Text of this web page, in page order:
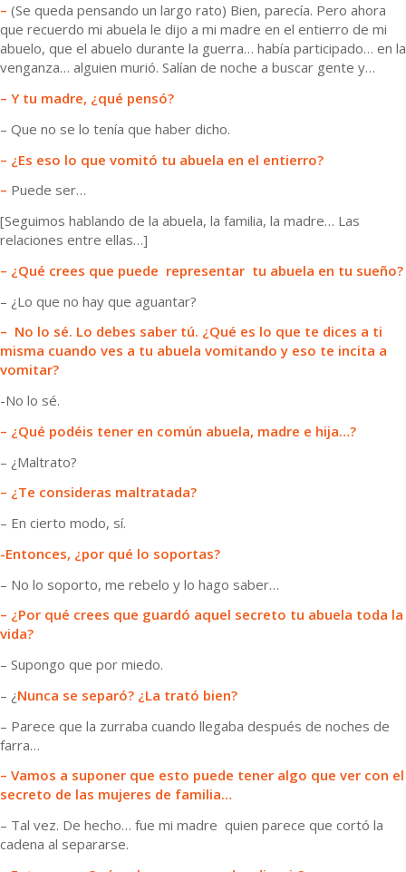
– (Se queda pensando un largo rato) Bien, parecía. Pero ahora
que recuerdo mi abuela le dijo a mi madre en el entierro de mi
abuelo, que el abuelo durante la guerra… había participado… en la
venganza… alguien murió. Salían de noche a buscar gente y…
– Y tu madre, ¿qué pensó?
– Que no se lo tenía que haber dicho.
– ¿Es eso lo que vomitó tu abuela en el entierro?
– Puede ser…
[Seguimos hablando de la abuela, la familia, la madre… Las
relaciones entre ellas…]
– ¿Qué crees que puede representar tu abuela en tu sueño?
– ¿Lo que no hay que aguantar?
– No lo sé. Lo debes saber tú. ¿Qué es lo que te dices a ti
misma cuando ves a tu abuela vomitando y eso te incita a
vomitar?
-No lo sé.
– ¿Qué podéis tener en común abuela, madre e hija…?
– ¿Maltrato?
– ¿Te consideras maltratada?
– En cierto modo, sí.
-Entonces, ¿por qué lo soportas?
– No lo soporto, me rebelo y lo hago saber…
– ¿Por qué crees que guardó aquel secreto tu abuela toda la
vida?
– Supongo que por miedo.
– ¿Nunca se separó? ¿La trató bien?
– Parece que la zurraba cuando llegaba después de noches de
farra…
– Vamos a suponer que esto puede tener algo que ver con el
secreto de las mujeres de familia…
– Tal vez. De hecho… fue mi madre quien parece que cortó la
cadena al separarse.